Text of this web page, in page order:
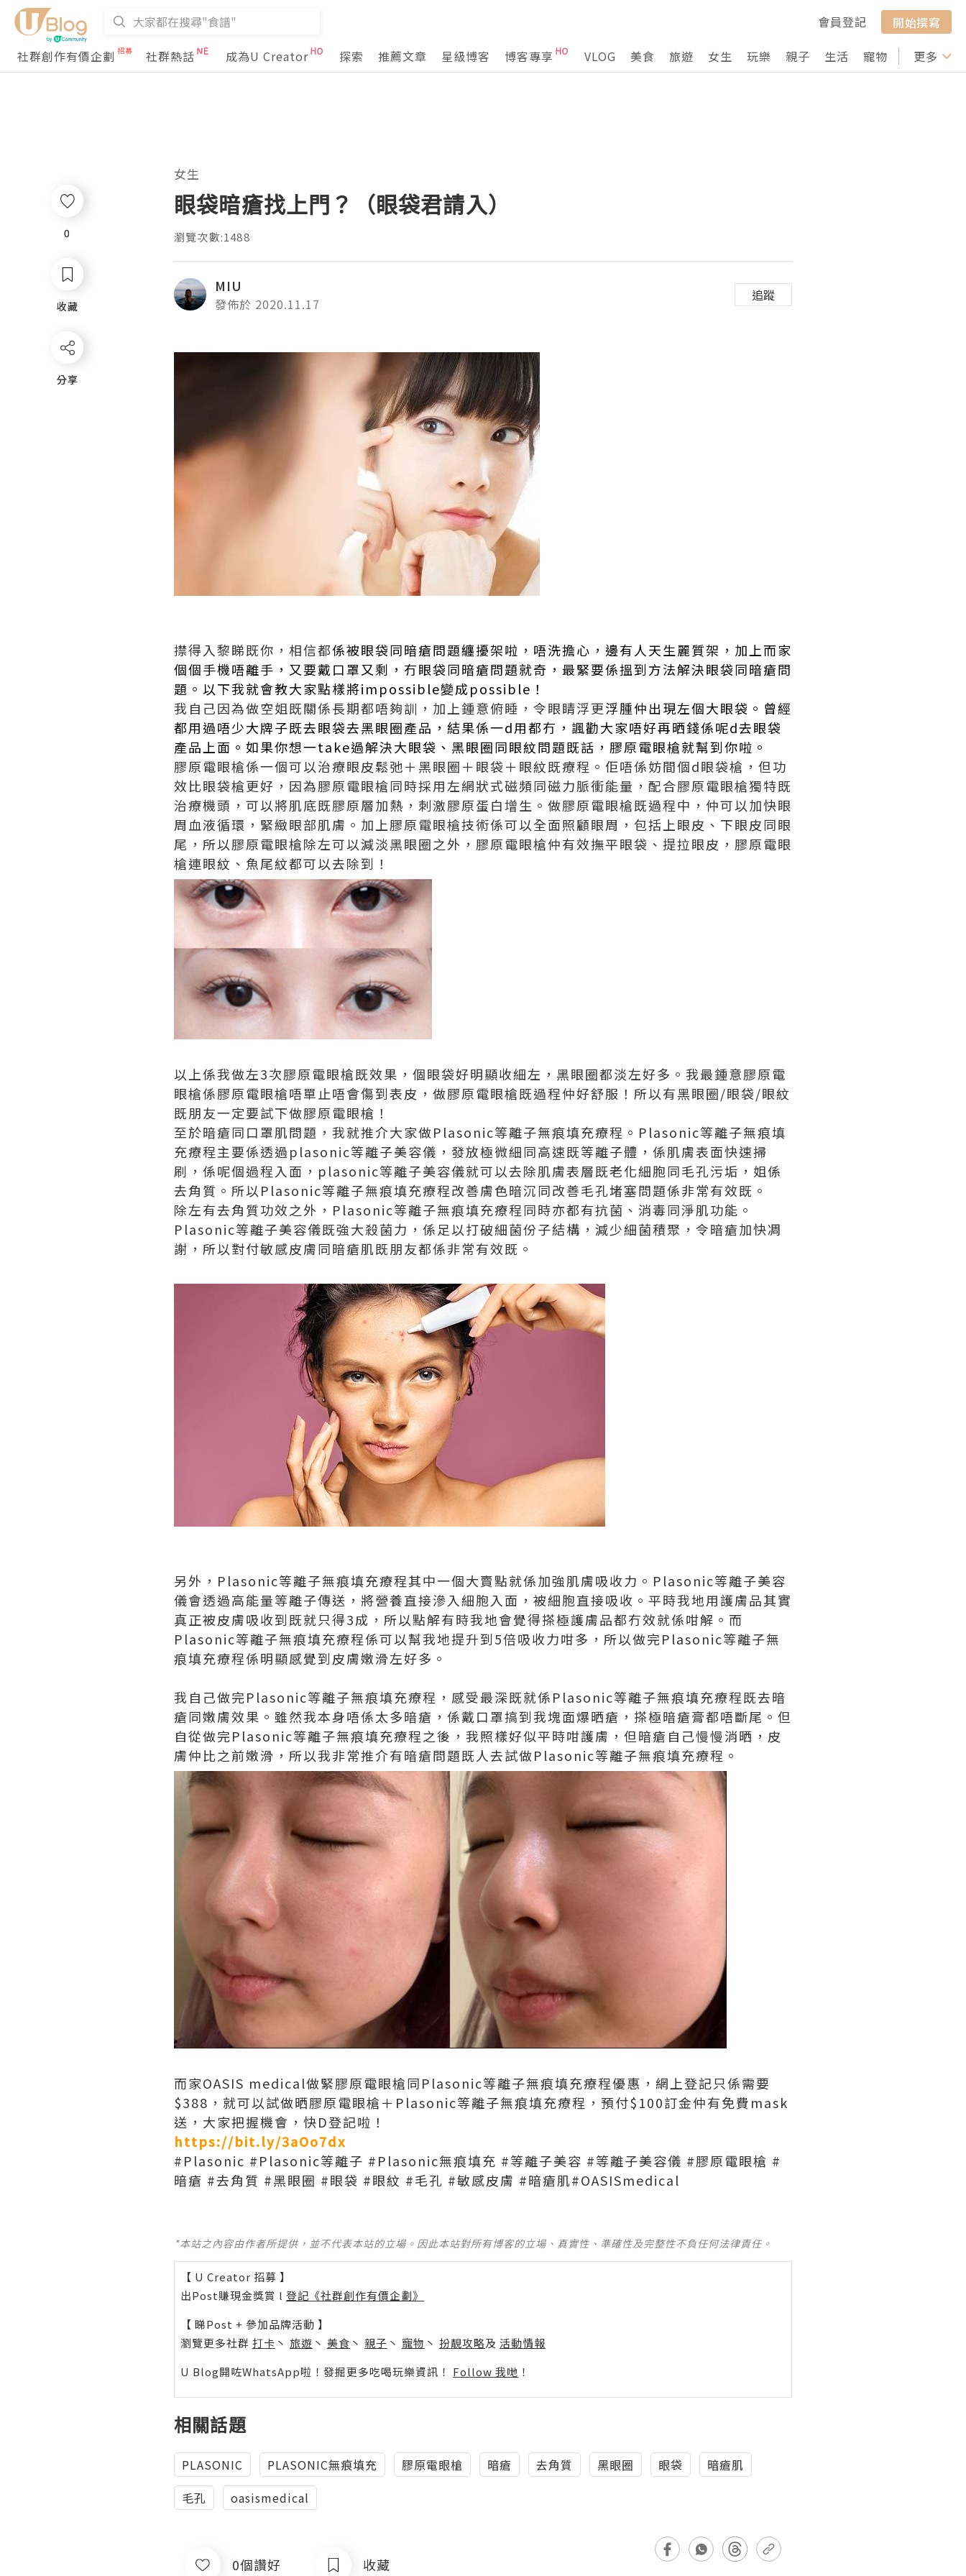
會員登記
開始撰寫
社群創作有價企劃
社群熱話 成為U Creator 探索 推薦文章 星級博客 博客專享 VLOG 美食 旅遊 女生 玩樂 親子 生活 寵物 行山 打卡
更多
0
收藏
分享
女生
眼袋暗瘡找上門？（眼袋君請入）
瀏覽次數:1488
MIU
發佈於 2020.11.17
追蹤
㩒得入黎睇既你，相信都係被眼袋同暗瘡問題纏擾架啦，唔洗擔心，邊有人天生麗質架，加上而家
個個手機唔離手，又要戴口罩又剩，冇眼袋同暗瘡問題就奇，最緊要係搵到方法解決眼袋同暗瘡問
題。以下我就會教大家點樣將impossible變成possible！
我自己因為做空姐既關係長期都唔夠訓，加上鍾意俯睡，令眼睛浮更浮腫仲出現左個大眼袋。曾經
都用過唔少大牌子既去眼袋去黑眼圈產品，結果係一d用都冇，諷勸大家唔好再晒錢係呢d去眼袋
產品上面。如果你想一take過解決大眼袋 、黑眼圈同眼紋問題既話，膠原電眼槍就幫到你啦。
膠原電眼槍係一個可以治療眼皮鬆弛＋黑眼圈＋眼袋＋眼紋既療程。佢唔係妨間個d眼袋槍，但功
效比眼袋槍更好，因為膠原電眼槍同時採用左網狀式磁頻同磁力脈衝能量，配合膠原電眼槍獨特既
治療機頭，可以將肌底既膠原層加熱，刺激膠原蛋白增生。做膠原電眼槍既過程中，仲可以加快眼
周血液循環，緊緻眼部肌膚。加上膠原電眼槍技術係可以全面照顧眼周，包括上眼皮、下眼皮同眼
尾，所以膠原電眼槍除左可以減淡黑眼圈之外，膠原電眼槍仲有效撫平眼袋、提拉眼皮，膠原電眼
槍連眼紋、魚尾紋都可以去除到！
以上係我做左3次膠原電眼槍既效果，個眼袋好明顯收細左，黑眼圈都淡左好多。我最鍾意膠原電
眼槍係膠原電眼槍唔單止唔會傷到表皮，做膠原電眼槍既過程仲好舒服！所以有黑眼圈/眼袋/眼紋
既朋友一定要試下做膠原電眼槍！
至於暗瘡同口罩肌問題，我就推介大家做Plasonic等離子無痕填充療程。Plasonic等離子無痕填
充療程主要係透過plasonic等離子美容儀，發放極微細同高速既等離子體，係肌膚表面快速掃
刷，係呢個過程入面，plasonic等離子美容儀就可以去除肌膚表層既老化細胞同毛孔污垢，姐係
去角質。所以Plasonic等離子無痕填充療程改善膚色暗沉同改善毛孔堵塞問題係非常有效既。
除左有去角質功效之外，Plasonic等離子無痕填充療程同時亦都有抗菌、消毒同淨肌功能。
Plasonic等離子美容儀既強大殺菌力，係足以打破細菌份子結構，減少細菌積聚，令暗瘡加快凋
謝，所以對付敏感皮膚同暗瘡肌既朋友都係非常有效既。
另外，Plasonic等離子無痕填充療程其中一個大賣點就係加強肌膚吸收力。Plasonic等離子美容
儀會透過高能量等離子傳送，將營養直接滲入細胞入面，被細胞直接吸收。平時我地用護膚品其實
真正被皮膚吸收到既就只得3成，所以點解有時我地會覺得搽極護膚品都冇效就係咁解。而
Plasonic等離子無痕填充療程係可以幫我地提升到5倍吸收力咁多，所以做完Plasonic等離子無
痕填充療程係明顯感覺到皮膚嫩滑左好多。
我自己做完Plasonic等離子無痕填充療程，感受最深既就係Plasonic等離子無痕填充療程既去暗
瘡同嫩膚效果。雖然我本身唔係太多暗瘡，係戴口罩搞到我塊面爆晒瘡，搽極暗瘡膏都唔斷尾。但
自從做完Plasonic等離子無痕填充療程之後，我照樣好似平時咁護膚，但暗瘡自己慢慢消晒，皮
膚仲比之前嫩滑，所以我非常推介有暗瘡問題既人去試做Plasonic等離子無痕填充療程。
而家OASIS medical做緊膠原電眼槍同Plasonic等離子無痕填充療程優惠，網上登記只係需要
$388，就可以試做晒膠原電眼槍＋Plasonic等離子無痕填充療程，預付$100訂金仲有免費mask
送，大家把握機會，快D登記啦！
https://bit.ly/3aOo7dx
#Plasonic #Plasonic等離子 #Plasonic無痕填充 #等離子美容 #等離子美容儀 #膠原電眼槍 #
暗瘡 #去角質 #黑眼圈 #眼袋 #眼紋 #毛孔 #敏感皮膚 #暗瘡肌#OASISmedical
*本站之內容由作者所提供，並不代表本站的立場。因此本站對所有博客的立場、真實性、準確性及完整性不負任何法律責任。
【 U Creator 招募 】
出Post賺現金獎賞 l 登記《社群創作有價企劃》
【 睇Post + 參加品牌活動 】
瀏覽更多社群 打卡 丶 旅遊 丶 美食 丶 親子 丶 寵物 丶 扮靚攻略及 活動情報
U Blog開咗WhatsApp啦！發掘更多吃喝玩樂資訊！ Follow 我哋 ！
相關話題
PLASONIC PLASONIC無痕填充 膠原電眼槍 暗瘡 去角質 黑眼圈 眼袋
暗瘡肌
毛孔
oasismedical
0個讚好 收藏
0
收藏
分享